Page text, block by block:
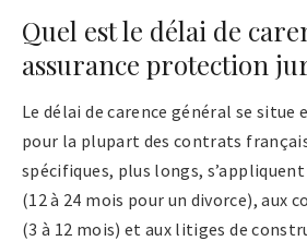
Quel est le délai de
assurance protection
Le délai de carence général se situe
pour la plupart des contrats
spécifiques, plus longs,
(12 à 24 mois pour un divorce), aux
(3 à 12 mois) et aux litiges de